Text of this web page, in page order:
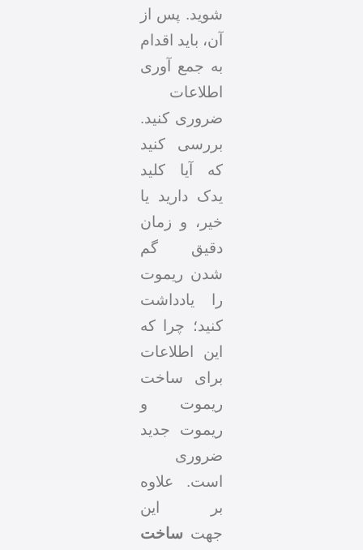
شوید. پس از
آن، باید اقدام
به جمع آوری
اطلاعات
ضروری کنید.
بررسی کنید
که آیا کلید
یدک دارید یا
خیر، و زمان
دقیق گم
شدن ریموت
را یادداشت
کنید؛ چرا که
این اطلاعات
برای ساخت
ریموت و
ریموت جدید
ضروری
است. علاوه
بر این
جهت ساخت